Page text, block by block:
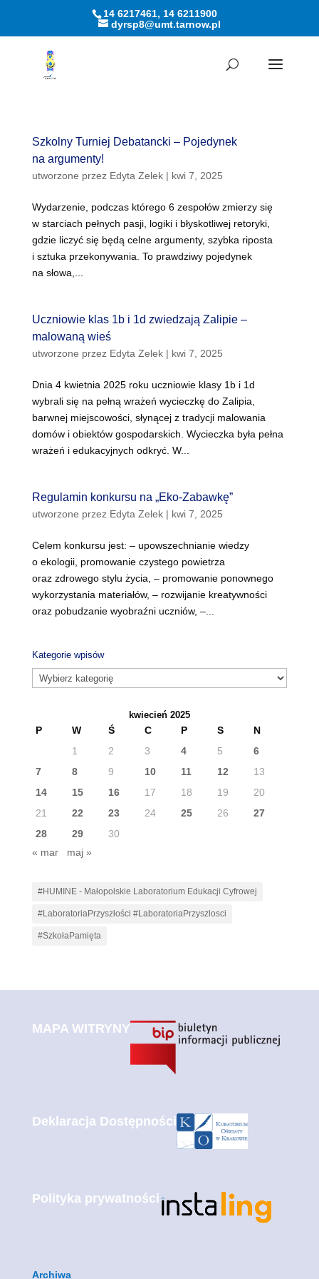
Otwórz pasek narzędzi
14 6217461, 14 6211900
dyrsp8@umt.tarnow.pl
Szkolny Turniej Debatancki – Pojedynek
na argumenty!
utworzone przez Edyta Zelek| kwi 7, 2025
Wydarzenie, podczas którego 6 zespołów zmierzy się
w starciach pełnych pasji, logiki i błyskotliwej retoryki,
gdzie liczyć się będą celne argumenty, szybka riposta
i sztuka przekonywania. To prawdziwy pojedynek
na słowa,...
Uczniowie klas 1b i 1d zwiedzają Zalipie –
malowaną wieś
utworzone przez Edyta Zelek| kwi 7, 2025
Dnia 4 kwietnia 2025 roku uczniowie klasy 1b i 1d
wybrali się na pełną wrażeń wycieczkę do Zalipia,
barwnej miejscowości, słynącej z tradycji malowania
domów i obiektów gospodarskich. Wycieczka była pełna
wrażeń i edukacyjnych odkryć. W...
Regulamin konkursu na „Eko-Zabawkę”
utworzone przez Edyta Zelek| kwi 7, 2025
Celem konkursu jest: – upowszechnianie wiedzy
o ekologii, promowanie czystego powietrza
oraz zdrowego stylu życia, – promowanie ponownego
wykorzystania materiałów, – rozwijanie kreatywności
oraz pobudzanie wyobraźni uczniów, –...
Kategorie wpisów
Kategorie
wpisów
kwiecień 2025
P W Ś C P S
N
1
2 3 4 5
6
7
8 9 10 11 12
13
14
15 16 17 18 19
20
21
22 23 24 25 26
27
28
29
30
« mar
maj »
#HUMINE - Małopolskie Laboratorium Edukacji Cyfrowej
#LaboratoriaPrzyszłości #LaboratoriaPrzyszlosci
#SzkołaPamięta
MAPA WITRYNY
Deklaracja Dostępności
Polityka prywatności
Archiwa